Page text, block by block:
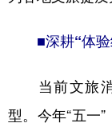
■深耕“体
当前文旅消
型。今年“五一